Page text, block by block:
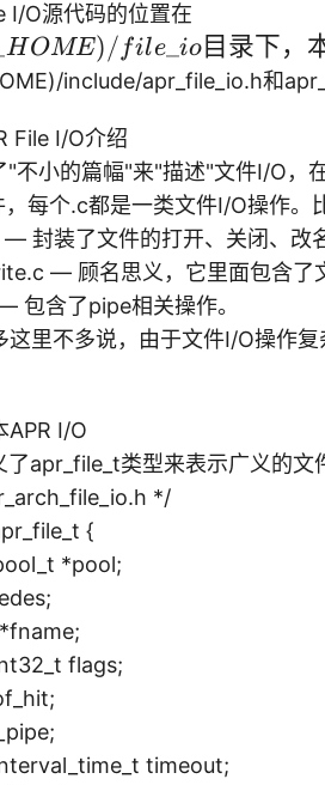
I/O源代码的位置在
A
P
H
O
M
E
)/
fil
e\
目
录
分
HOME)/ file_ io 目录下，
include/apr_file_io.h和
File I/O介绍
"不小的篇幅"来"描述"文件I/O，
每个.c都是一类文件I/O操作。
封装了文件的打开、关闭、改
— 顾名思义，它里面包含了
包含了pipe相关操作。
这里不多说，由于文件I/O操作
APR I/O
了apr_file_t类型来表示广义的文
*/
{
*pool;
flags;
timeout;